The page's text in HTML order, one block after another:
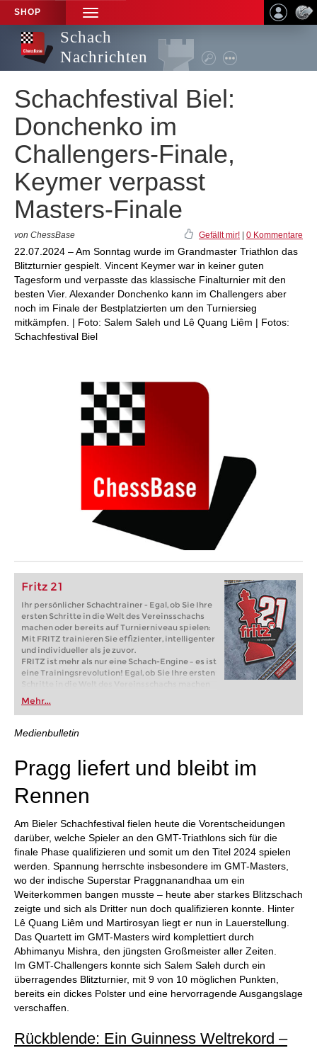
SHOP
TOGGLE
NAVIGATION
Schach
Nachrichten
Schachfestival Biel:
Donchenko im
Challengers-Finale,
Keymer verpasst
Masters-Finale
von ChessBase Gefällt mir! 0 Kommentare
22.07.2024 – Am Sonntag wurde im Grandmaster Triathlon das
Blitzturnier gespielt. Vincent Keymer war in keiner guten
Tagesform und verpasste das klassische Finalturnier mit den
besten Vier. Alexander Donchenko kann im Challengers aber
noch im Finale der Bestplatzierten um den Turniersieg
mitkämpfen. | Foto: Salem Saleh und Lê Quang Liêm | Fotos:
Schachfestival Biel
Fritz 21
Ihr persönlicher Schachtrainer - Egal, ob Sie Ihre
ersten Schritte in die Welt des Vereinsschachs
machen oder bereits auf Turnierniveau spielen:
Mit FRITZ trainieren Sie effizienter, intelligenter
und individueller als je zuvor.
FRITZ ist mehr als nur eine Schach-Engine – es ist
eine Trainingsrevolution! Egal, ob Sie Ihre ersten
Schritte in die Welt des Vereinsschachs machen
oder bereits auf Turnierniveau spielen: Mit
FRITZ trainieren Sie effizienter, intelligenter und
individueller als je zuvor.
Mehr...
Medienbulletin
Pragg liefert und bleibt im
Rennen
Am Bieler Schachfestival fielen heute die Vorentscheidungen
darüber, welche Spieler an den GMT-Triathlons sich für die
finale Phase qualifizieren und somit um den Titel 2024 spielen
werden. Spannung herrschte insbesondere im GMT-Masters,
wo der indische Superstar Praggnanandhaa um ein
Weiterkommen bangen musste – heute aber starkes Blitzschach
zeigte und sich als Dritter nun doch qualifizieren konnte. Hinter
Lê Quang Liêm und Martirosyan liegt er nun in Lauerstellung.
Das Quartett im GMT-Masters wird komplettiert durch
Abhimanyu Mishra, den jüngsten Großmeister aller Zeiten.
Im GMT-Challengers konnte sich Salem Saleh durch ein
überragendes Blitzturnier, mit 9 von 10 möglichen Punkten,
bereits ein dickes Polster und eine hervorragende Ausgangslage
verschaffen.
Rückblende: Ein Guinness Weltrekord –